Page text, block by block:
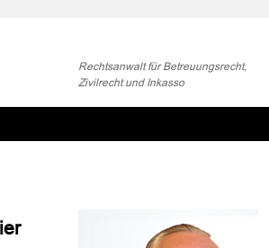
Rechtsanwalt für Betreuungsrecht,
Zivilrecht und Inkasso